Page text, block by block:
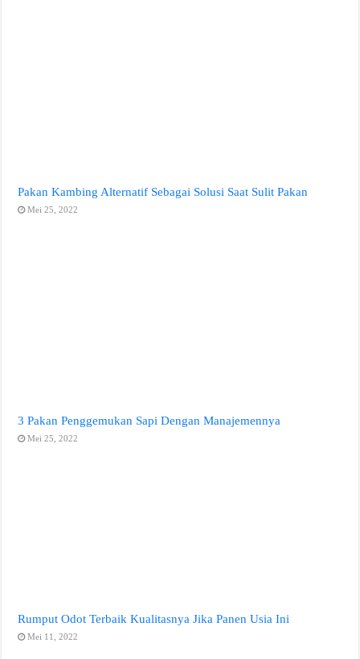
Pakan Kambing Alternatif Sebagai Solusi Saat Sulit Pakan
Mei 25, 2022
3 Pakan Penggemukan Sapi Dengan Manajemennya
Mei 25, 2022
Rumput Odot Terbaik Kualitasnya Jika Panen Usia Ini
Mei 11, 2022